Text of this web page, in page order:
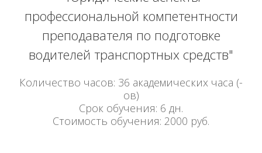
профессиональной компетентности
преподавателя по подготовке
водителей транспортных средств"
Количество часов: 36 академических часа (-
ов)
Срок обучения: 6 дн.
Стоимость обучения: 2000 руб.